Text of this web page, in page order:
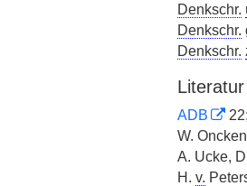
Denkschr.
Denkschr.
Denkschr.
Literatur
ADB
22;
W.
A. Ucke,
H. v.